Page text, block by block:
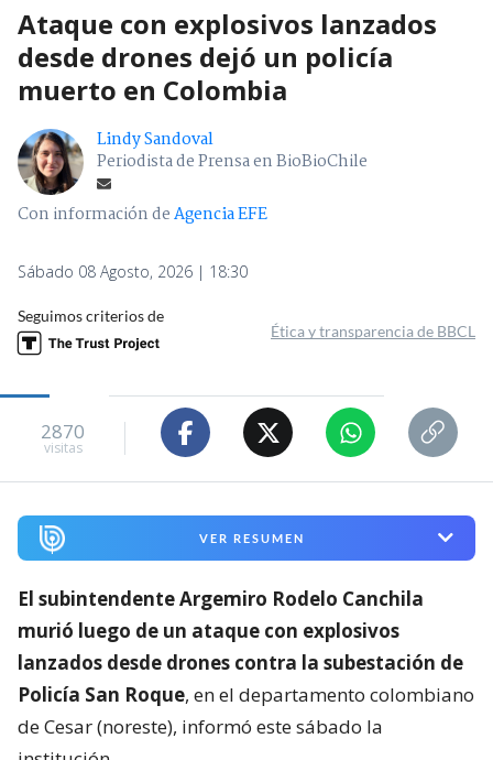
Ataque con explosivos lanzados
desde drones dejó un policía
muerto en Colombia
Lindy Sandoval
Periodista de Prensa en BioBioChile
Con información deAgencia EFE
Sábado 08 Agosto, 2026 | 18:30
Seguimos criterios de
Ética y transparencia de BBCL
2870
visitas
VER RESUMEN
El subintendente Argemiro Rodelo Canchila
murió luego de un ataque con explosivos
lanzados desde drones contra la subestación de
Policía San Roque, en el departamento colombiano
de Cesar (noreste), informó este sábado la